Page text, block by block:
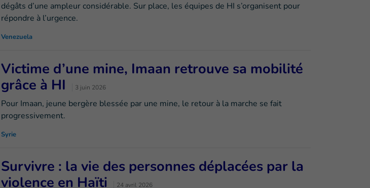
dégâts d’une ampleur considérable. Sur place, les équipes de HI s’organisent pour
répondre à l’urgence.
Venezuela
Victime d’une mine, Imaan retrouve sa mobilité
grâce à HI
3 juin 2026
Pour Imaan, jeune bergère blessée par une mine, le retour à la marche se fait
progressivement.
Syrie
Survivre : la vie des personnes déplacées par la
violence en Haïti
24 avril 2026